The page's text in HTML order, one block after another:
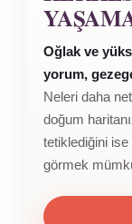
Oğlak ve
yorum,
Neleri daha
doğum
tetiklediğini
görmek